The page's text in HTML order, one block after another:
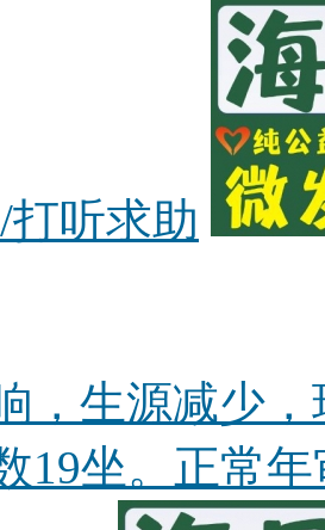
听求助
，生源减少
19坐。正常年